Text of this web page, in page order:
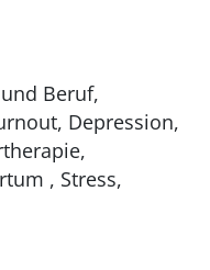
Beruf,
Depression,
, Stress,